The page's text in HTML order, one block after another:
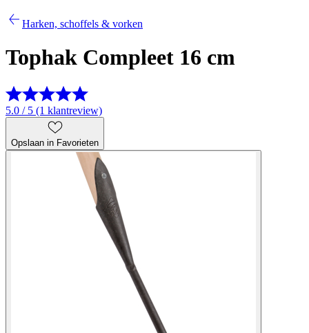
Harken, schoffels & vorken
Tophak Compleet 16 cm
5.0 / 5 (1 klantreview)
Opslaan in Favorieten